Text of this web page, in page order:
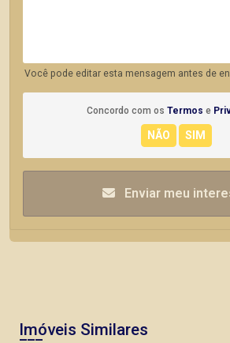
Você pode editar esta mensagem antes de
Concordo com os Termos e
Enviar meu
Imóveis Similares